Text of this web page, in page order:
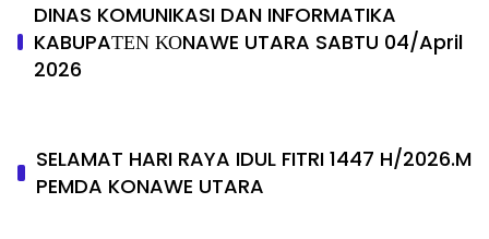
DINAS KOMUNIKASI DAN INFORMATIKA
KABUPAΤΕΝ ΚΟNAWE UTARA SABTU 04/April
2026
SELAMAT HARI RAYA IDUL FITRI 1447 H/2026.M
PEMDA KONAWE UTARA